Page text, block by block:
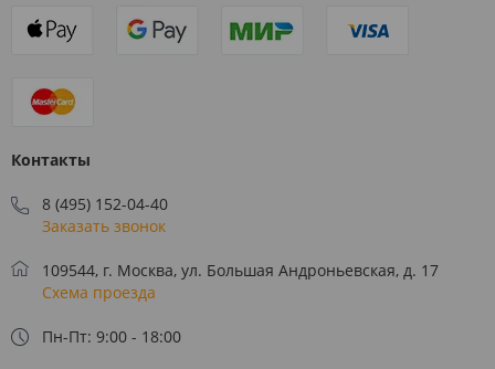
Контакты
8 (495) 152-04-40
Заказать звонок
109544, г. Москва, ул. Большая Андроньевская, д. 17
Схема проезда
Пн-Пт: 9:00 - 18:00